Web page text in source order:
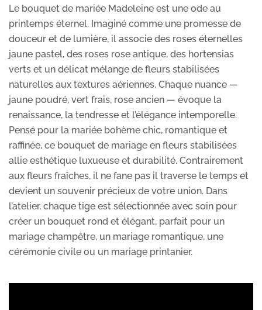
Le bouquet de mariée Madeleine est une ode au
printemps éternel. Imaginé comme une promesse de
douceur et de lumière, il associe des roses éternelles
jaune pastel, des roses rose antique, des hortensias
verts et un délicat mélange de fleurs stabilisées
naturelles aux textures aériennes. Chaque nuance —
jaune poudré, vert frais, rose ancien — évoque la
renaissance, la tendresse et l’élégance intemporelle.
Pensé pour la mariée bohème chic, romantique et
raffinée, ce bouquet de mariage en fleurs stabilisées
allie esthétique luxueuse et durabilité. Contrairement
aux fleurs fraîches, il ne fane pas il traverse le temps et
devient un souvenir précieux de votre union. Dans
l’atelier, chaque tige est sélectionnée avec soin pour
créer un bouquet rond et élégant, parfait pour un
mariage champêtre, un mariage romantique, une
cérémonie civile ou un mariage printanier.